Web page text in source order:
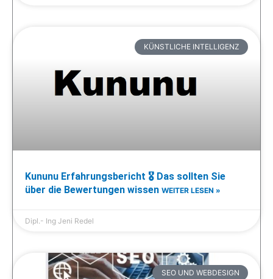
KÜNSTLICHE INTELLIGENZ
Kununu Erfahrungsbericht 🎖️ Das sollten Sie
über die Bewertungen wissen WEITER LESEN »
Dipl.- Ing Jeni Redel
SEO UND WEBDESIGN